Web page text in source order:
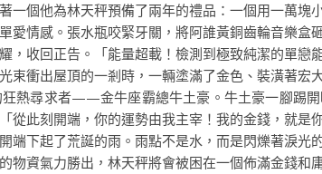
一個他為林天秤預備了兩年的禮品：一個用一萬
愛情感。張水瓶咬緊牙關，將阿誰黃銅齒輪音樂
，收回正告。「能量超載！檢測到極致純潔的單戀
束衝出屋頂的一剎時，一輛塗滿了金色、裝潢著
熱尋求者——金牛座霸總牛土豪。牛土豪一腳踢
從此刻開端，你的運勢由我主宰！我的金錢，就
端下起了荒誕的雨。雨點不是水，而是閃爍著淚
物資氣力勝出，林天秤將會被困在一個佈滿金錢和